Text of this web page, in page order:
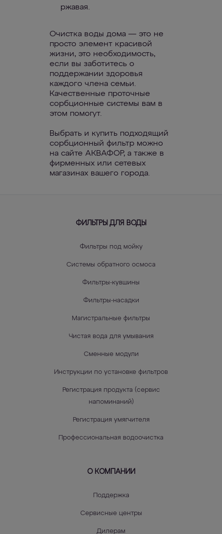
ржавая.
Очистка воды дома — это не
просто элемент красивой
жизни, это необходимость,
если вы заботитесь о
поддержании здоровья
каждого члена семьи.
Качественные проточные
сорбционные системы вам в
этом помогут.
Выбрать и купить подходящий
сорбционный фильтр можно
на сайте АКВАФОР, а также в
фирменных или сетевых
магазинах вашего города.
ФИЛЬТРЫ ДЛЯ ВОДЫ
Фильтры под мойку
Системы обратного осмоса
Фильтры-кувшины
Фильтры-насадки
Магистральные фильтры
Чистая вода для умывания
Сменные модули
Инструкции по установке фильтров
Регистрация продукта (сервис
напоминаний)
Регистрация умягчителя
Профессиональная водоочистка
О КОМПАНИИ
Поддержка
Сервисные центры
Дилерам